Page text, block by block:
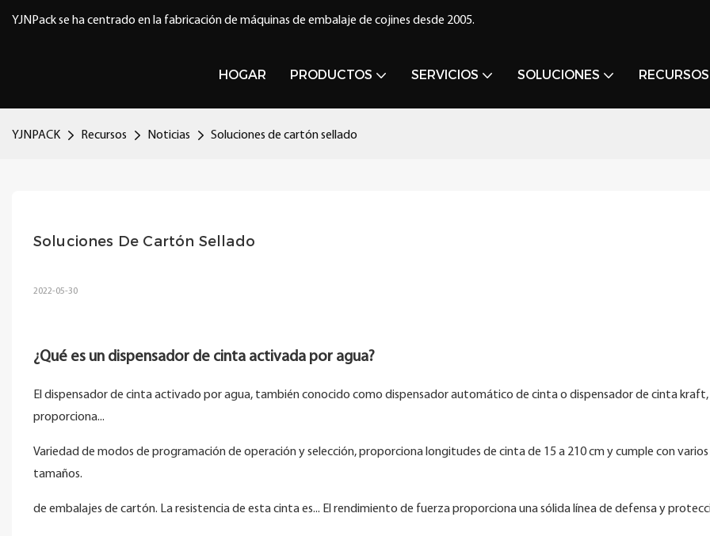
YJNPack se ha centrado en la fabricación de máquinas de embalaje de cojines desde 2005.
HOGAR PRODUCTOS SERVICIOS SOLUCIONES RECURSOS
YJNPACK Recursos Noticias Soluciones de cartón sellado
Soluciones De Cartón Sellado
2022-05-30
¿Qué es un dispensador de cinta activada por agua?
El dispensador de cinta activado por agua, también conocido como dispensador automático de cinta o dispensador de cinta kraft,
proporciona...
Variedad de modos de programación de operación y selección, proporciona longitudes de cinta de 15 a 210 cm y cumple con varios
tamaños.
de embalajes de cartón. La resistencia de esta cinta es... El rendimiento de fuerza proporciona una sólida línea de defensa y